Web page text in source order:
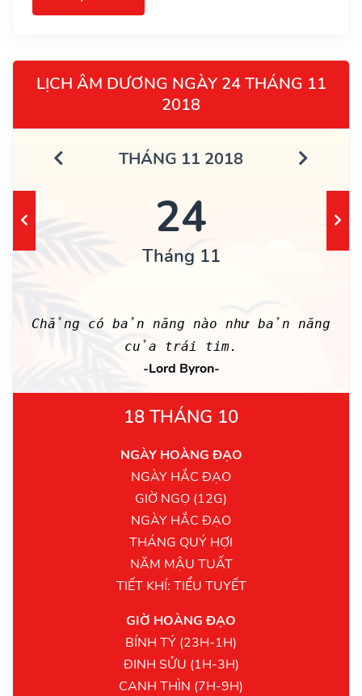
LỊCH ÂM DƯƠNG NGÀY 24 THÁNG 11
2018
THÁNG 11 2018
24
Tháng 11
Chẳng có bản năng nào như bản năng
của trái tim.
-Lord Byron-
18 THÁNG 10
NGÀY HOÀNG ĐẠO
NGÀY HẮC ĐẠO
GIỜ NGỌ (12G)
NGÀY HẮC ĐẠO
THÁNG QUÝ HỢI
NĂM MẬU TUẤT
TIẾT KHÍ: TIỂU TUYẾT
GIỜ HOÀNG ĐẠO
BÍNH TÝ (23H-1H)
ĐINH SỬU (1H-3H)
CANH THÌN (7H-9H)